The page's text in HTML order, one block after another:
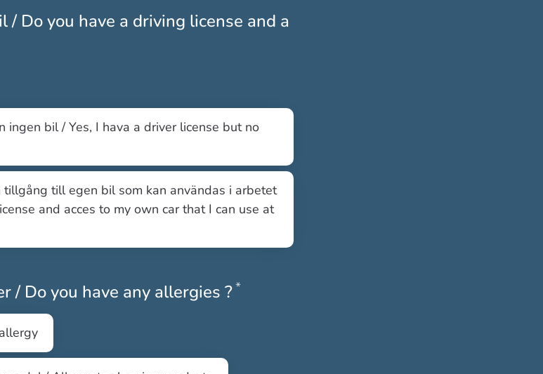
/ Do you have a driving license and a
ingen bil / Yes, I hava a driver license but no
tillgång till egen bil som kan användas i arbetet
and acces to my own car that I can use at
/ Do you have any allergies ?*Obligatoriskt